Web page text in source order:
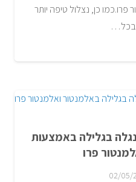
כן, נצלול טיפה יותר
בכל…
בגלילה באמצעות
פרו
02/05/